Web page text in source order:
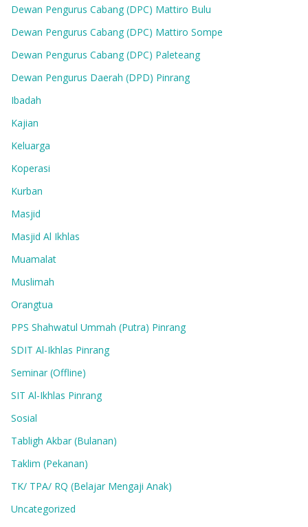
Dewan Pengurus Cabang (DPC) Mattiro Bulu
Dewan Pengurus Cabang (DPC) Mattiro Sompe
Dewan Pengurus Cabang (DPC) Paleteang
Dewan Pengurus Daerah (DPD) Pinrang
Ibadah
Kajian
Keluarga
Koperasi
Kurban
Masjid
Masjid Al Ikhlas
Muamalat
Muslimah
Orangtua
PPS Shahwatul Ummah (Putra) Pinrang
SDIT Al-Ikhlas Pinrang
Seminar (Offline)
SIT Al-Ikhlas Pinrang
Sosial
Tabligh Akbar (Bulanan)
Taklim (Pekanan)
TK/ TPA/ RQ (Belajar Mengaji Anak)
Uncategorized